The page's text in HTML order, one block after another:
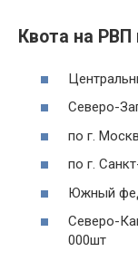
Квота на РВП
Северо-
по г.
по г.
Южный
Северо-
000шт